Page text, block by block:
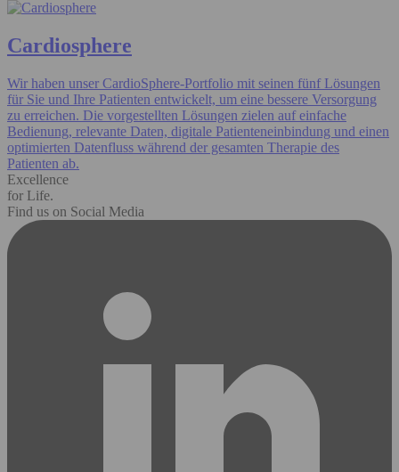
Cardiosphere
Wir haben unser CardioSphere-Portfolio mit seinen fünf Lösungen
für Sie und Ihre Patienten entwickelt, um eine bessere Versorgung
zu erreichen. Die vorgestellten Lösungen zielen auf einfache
Bedienung, relevante Daten, digitale Patienteneinbindung und einen
optimierten Datenfluss während der gesamten Therapie des
Patienten ab.
Excellence
for Life.
Find us on Social Media